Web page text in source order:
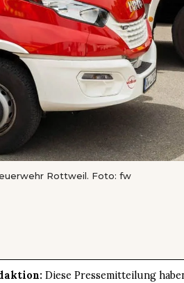
Rottweil. Foto: fw
Diese Pressemitteilung